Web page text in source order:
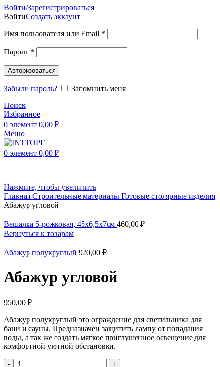
Войти/Зарегистрироваться
ВойтиСоздать аккаунт
Имя пользователя или Email *
Пароль *
Авторизоваться
Забыли пароль?
Запомнить меня
Поиск
Избранное
0 элемент 0,00 ₽
Меню
0 элемент 0,00 ₽
Нажмите, чтобы увеличить
Главная Строительные материалы Готовые столярные изделия
Абажур угловой
Вешалка 5-рожковая, 45х6,5х7см 460,00 ₽
Вернуться к товарам
Абажур полукруглый 920,00 ₽
Абажур угловой
950,00 ₽
Абажур полукруглый это ограждение для светильника для
бани и сауны. Предназначен защитить лампу от попадания
воды, а так же создать мягкое приглушенное освещение для
комфортной уютной обстановки.